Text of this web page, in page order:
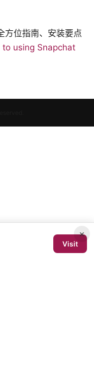
位指南、安装要点
using Snapchat
×
Visit